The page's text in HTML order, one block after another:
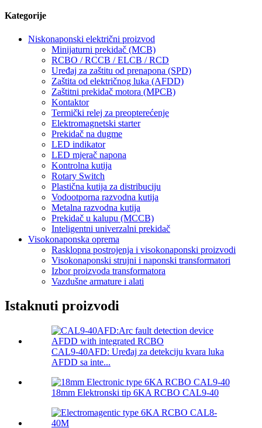
Kategorije
Niskonaponski električni proizvod
Minijaturni prekidač (MCB)
RCBO / RCCB / ELCB / RCD
Uređaj za zaštitu od prenapona (SPD)
Zaštita od električnog luka (AFDD)
Zaštitni prekidač motora (MPCB)
Kontaktor
Termički relej za preopterećenje
Elektromagnetski starter
Prekidač na dugme
LED indikator
LED mjerač napona
Kontrolna kutija
Rotary Switch
Plastična kutija za distribuciju
Vodootporna razvodna kutija
Metalna razvodna kutija
Prekidač u kalupu (MCCB)
Inteligentni univerzalni prekidač
Visokonaponska oprema
Rasklopna postrojenja i visokonaponski proizvodi
Visokonaponski strujni i naponski transformatori
Izbor proizvoda transformatora
Vazdušne armature i alati
Istaknuti proizvodi
CAL9-40AFD: Uređaj za detekciju kvara luka
AFDD sa inte...
18mm Elektronski tip 6KA RCBO CAL9-40